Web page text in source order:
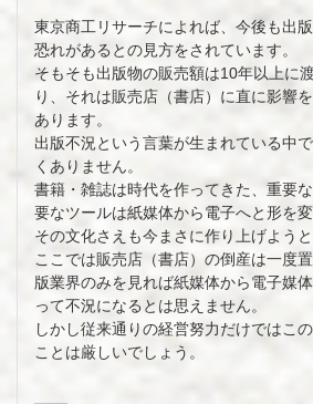
東京商工リサーチによれば、今後も出
恐れがあるとの見方をされています。
そもそも出版物の販売額は10年以上に
り、それは販売店（書店）に直に影響
あります。
出版不況という言葉が生まれている中
くありません。
書籍・雑誌は時代を作ってきた、重要
要なツールは紙媒体から電子へと形を
その文化さえも今まさに作り上げようと
ここでは販売店（書店）の倒産は一度
版業界のみを見れば紙媒体から電子媒
って不況になるとは思えません。
しかし従来通りの経営努力だけではこ
ことは厳しいでしょう。